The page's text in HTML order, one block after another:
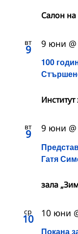
Салон на
вт
9
100
9 юни
вт
9
Гатя
9 юни
зала
ср
10
Покана
10 юни